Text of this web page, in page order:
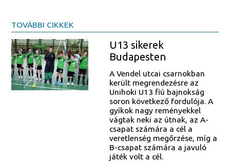
TOVÁBBI CIKKEK
U13 sikerek
Budapesten
A Vendel utcai csarnokban
került megrendezésre az
Unihoki U13 fiú bajnokság
soron következő fordulója. A
gyíkok nagy reményekkel
vágtak neki az útnak, az A-
csapat számára a cél a
veretlenség megőrzése, míg a
B-csapat számára a javuló
játék volt a cél.